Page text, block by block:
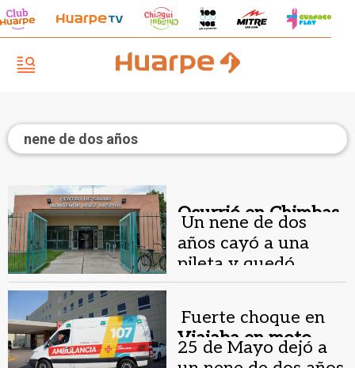
nene de dos años
Ocurrió en Chimbas.
Un nene de dos
años cayó a una
pileta y quedó
internado
Viajaba en moto
junto a su papá.
Fuerte choque en
25 de Mayo dejó a